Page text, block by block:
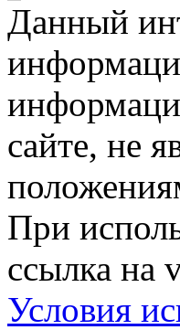
Данный
сайте, не
При
ссылка на
Условия